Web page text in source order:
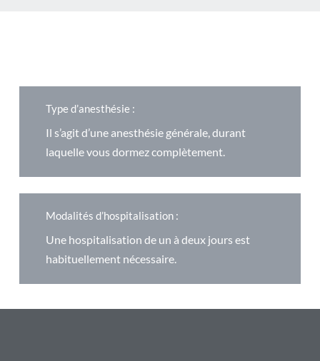
Type d’anesthésie :
Il s’agit d’une anesthésie générale, durant
laquelle vous dormez complètement.
Modalités d’hospitalisation :
Une hospitalisation de un à deux jours est
habituellement nécessaire.